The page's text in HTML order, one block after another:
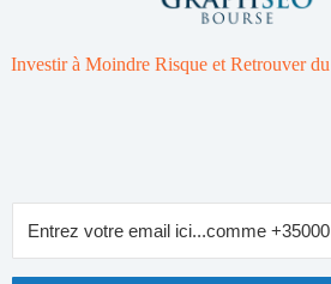
Investir à Moindre Risque et Retrouver